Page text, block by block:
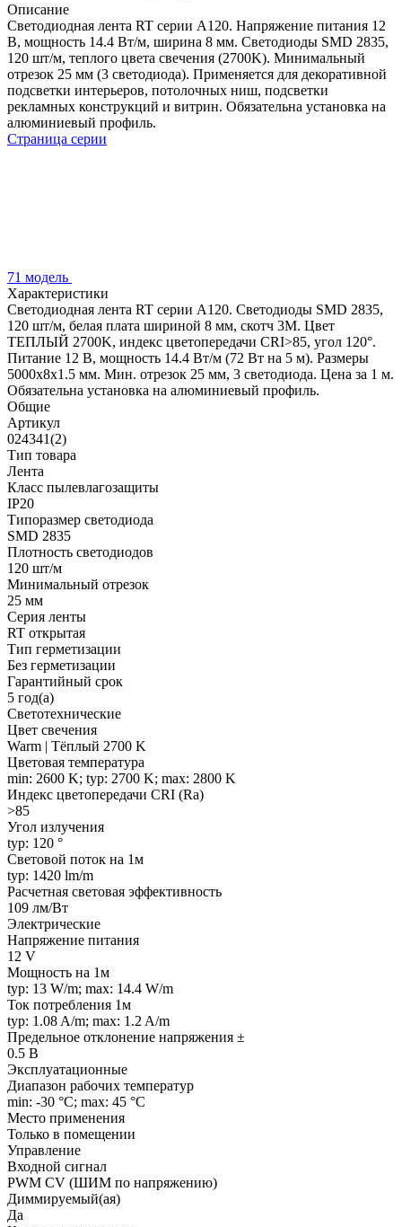
Описание
Светодиодная лента RT серии A120. Напряжение питания 12
В, мощность 14.4 Вт/м, ширина 8 мм. Светодиоды SMD 2835,
120 шт/м, теплого цвета свечения (2700K). Минимальный
отрезок 25 мм (3 светодиода). Применяется для декоративной
подсветки интерьеров, потолочных ниш, подсветки
рекламных конструкций и витрин. Обязательна установка на
алюминиевый профиль.
Страница серии
71 модель
Характеристики
Светодиодная лента RT серии A120. Светодиоды SMD 2835,
120 шт/м, белая плата шириной 8 мм, скотч 3M. Цвет
ТЕПЛЫЙ 2700K, индекс цветопередачи CRI>85, угол 120°.
Питание 12 В, мощность 14.4 Вт/м (72 Вт на 5 м). Размеры
5000x8x1.5 мм. Мин. отрезок 25 мм, 3 светодиода. Цена за 1 м.
Обязательна установка на алюминиевый профиль.
Общие
Артикул
024341(2)
Тип товара
Лента
Класс пылевлагозащиты
IP20
Типоразмер светодиода
SMD 2835
Плотность светодиодов
120 шт/м
Минимальный отрезок
25 мм
Серия ленты
RT открытая
Тип герметизации
Без герметизации
Гарантийный срок
5 год(а)
Светотехнические
Цвет свечения
Warm | Тёплый 2700 K
Цветовая температура
min: 2600 K; typ: 2700 K; max: 2800 K
Индекс цветопередачи CRI (Ra)
>85
Угол излучения
typ: 120 °
Световой поток на 1м
typ: 1420 lm/m
Расчетная световая эффективность
109 лм/Вт
Электрические
Напряжение питания
12 V
Мощность на 1м
typ: 13 W/m; max: 14.4 W/m
Ток потребления 1м
typ: 1.08 A/m; max: 1.2 A/m
Предельное отклонение напряжения ±
0.5 В
Эксплуатационные
Диапазон рабочих температур
min: -30 °C; max: 45 °C
Место применения
Только в помещении
Управление
Входной сигнал
PWM СV (ШИМ по напряжению)
Диммируемый(ая)
Да